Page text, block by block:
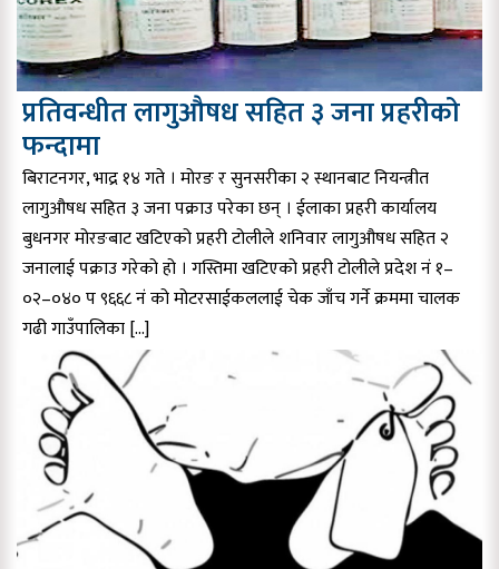
प्रतिवन्धीत लागुऔषध सहित ३ जना प्रहरीको
फन्दामा
बिराटनगर, भाद्र १४ गते । मोरङ र सुनसरीका २ स्थानबाट नियन्त्रीत
लागुऔषध सहित ३ जना पक्राउ परेका छन् । ईलाका प्रहरी कार्यालय
बुधनगर मोरङबाट खटिएको प्रहरी टोलीले शनिवार लागुऔषध सहित २
जनालाई पक्राउ गरेको हो । गस्तिमा खटिएको प्रहरी टोलीले प्रदेश नं १–
०२–०४० प ९६६८ नं को मोटरसाईकललाई चेक जाँच गर्ने क्रममा चालक
गढी गाउँपालिका […]